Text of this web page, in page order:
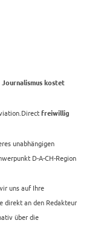
kostet
freiwillig
unabhängigen
D-A-CH-Region
uns auf Ihre
direkt an den Redakteur
über die